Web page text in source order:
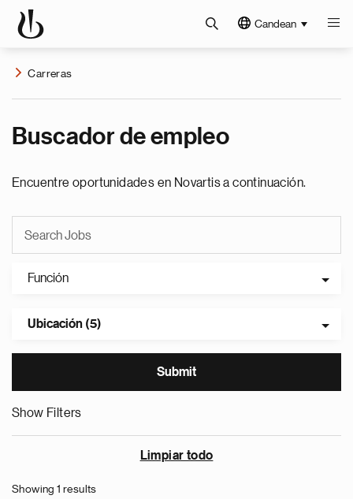
Candean
Carreras
Buscador de empleo
Encuentre oportunidades en Novartis a continuación.
Función
Ubicación (5)
Show Filters
Limpiar todo
Showing 1 results